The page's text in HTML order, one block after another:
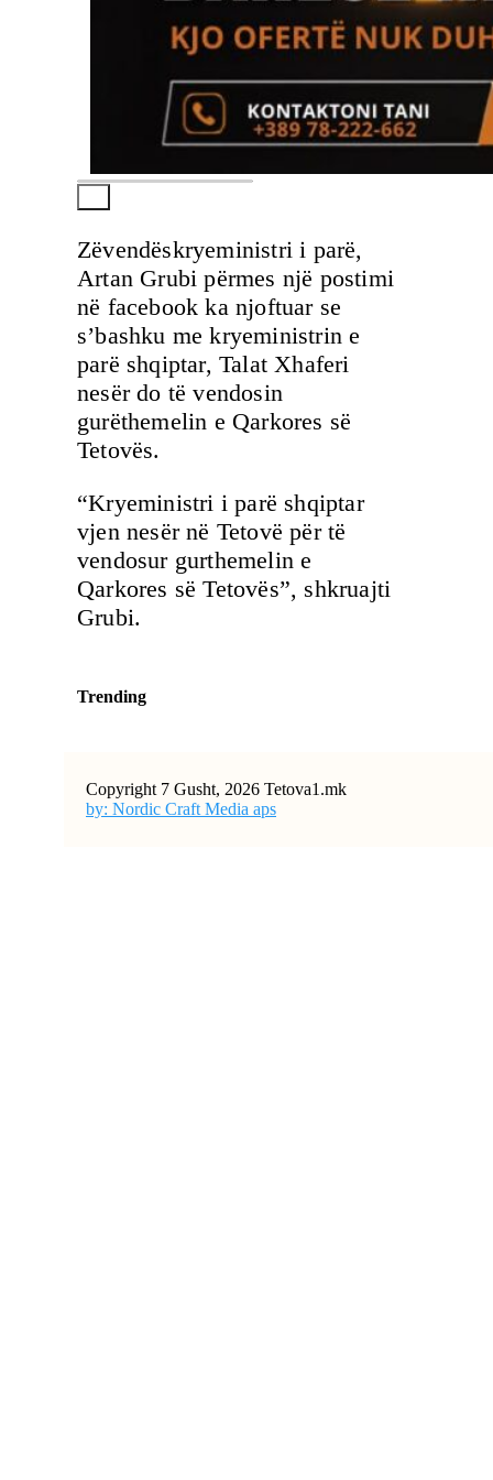
Zëvendëskryeministri i parë,
Artan Grubi përmes një postimi
në facebook ka njoftuar se
s’bashku me kryeministrin e
parë shqiptar, Talat Xhaferi
nesër do të vendosin
gurëthemelin e Qarkores së
Tetovës.
“Kryeministri i parë shqiptar
vjen nesër në Tetovë për të
vendosur gurthemelin e
Qarkores së Tetovës”, shkruajti
Grubi.
Trending
Copyright 7 Gusht, 2026 Tetova1.mk
by: Nordic Craft Media aps